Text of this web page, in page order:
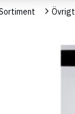
Övrigt